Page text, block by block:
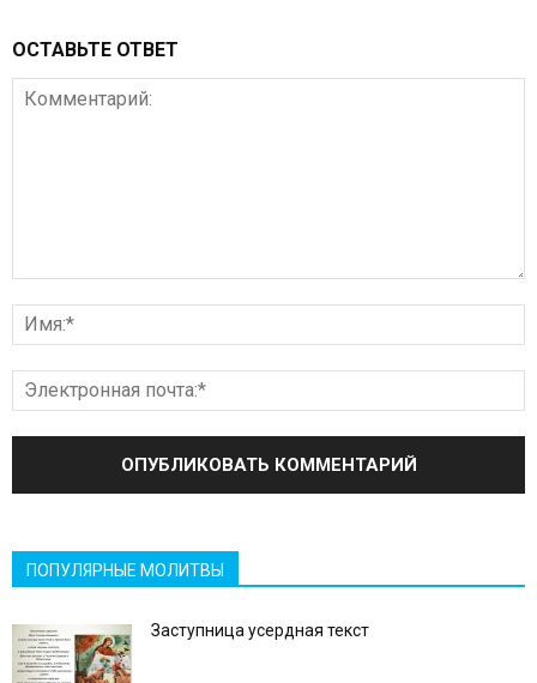
ОСТАВЬТЕ ОТВЕТ
ПОПУЛЯРНЫЕ МОЛИТВЫ
Заступница усердная текст